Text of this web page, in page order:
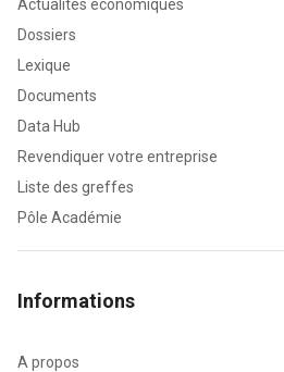
Actualités économiques
Dossiers
Lexique
Documents
Data Hub
Revendiquer votre entreprise
Liste des greffes
Pôle Académie
Informations
A propos